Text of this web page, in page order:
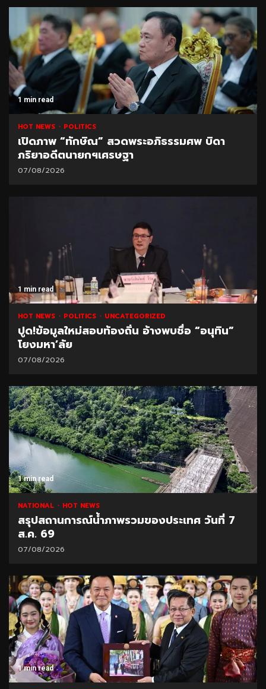
1 min read
HOT NEWS POLITICS
เปิดภาพ “ทักษิณ” สวดพระอภิธรรมศพ บิดา
ภริยาอดีตนายกฯเศรษฐา
07/08/2026
1 min read
HOT NEWS POLITICS UNCATEGORIZED
ปูด!ข้อมูลใหม่สอบท้องถิ่น อ้างพบชื่อ “อนุทิน”
โยงมหา’ลัย
07/08/2026
1 min read
NATIONAL HOT NEWS
สรุปสถานการณ์น้ำภาพรวมของประเทศ วันที่ 7
ส.ค. 69
07/08/2026
1 min read